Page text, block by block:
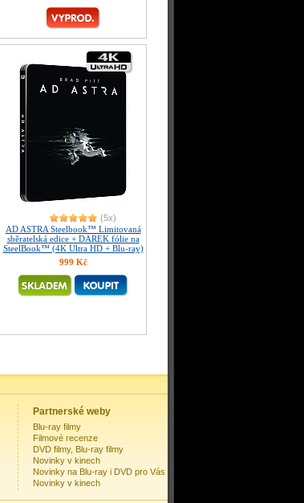
(5x)
AD ASTRA Steelbook™ Limitovaná
sběratelská edice + DÁREK fólie na
SteelBook™ (4K Ultra HD + Blu-ray)
999 Kč
Partnerské weby
Blu-ray filmy
Filmové recenze
DVD filmy, Blu-ray filmy
Novinky v kinech
Novinky na Blu-ray i DVD pro Vás
Novinky v kinech